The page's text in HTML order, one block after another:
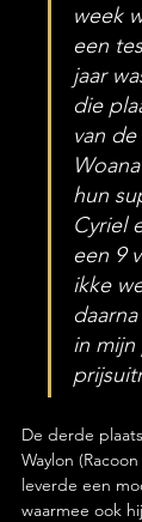
week
een
jaar
die
van
hun
Cyriel
een 9
ikke
in mijn
De derde
Waylon
leverde een
waarmee ook